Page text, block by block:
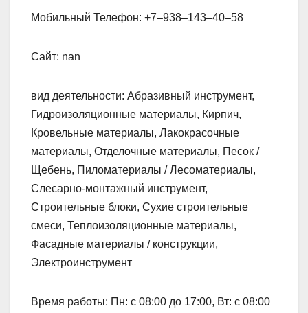
Мобильный Телефон: +7‒938‒143‒40‒58
Сайт: nan
вид деятельности: Абразивный инструмент,
Гидроизоляционные материалы, Кирпич,
Кровельные материалы, Лакокрасочные
материалы, Отделочные материалы, Песок /
Щебень, Пиломатериалы / Лесоматериалы,
Слесарно-монтажный инструмент,
Строительные блоки, Сухие строительные
смеси, Теплоизоляционные материалы,
Фасадные материалы / конструкции,
Электроинструмент
Время работы: Пн: с 08:00 до 17:00, Вт: с 08:00